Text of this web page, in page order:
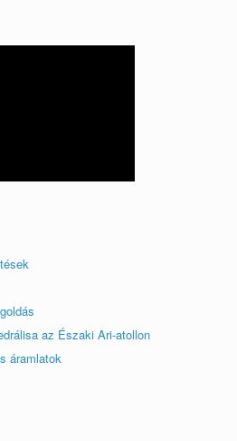
az Északi Ari-atollon
áramlatok